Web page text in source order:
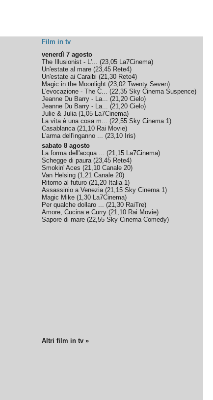
Film in tv
venerdì 7 agosto
The Illusionist - L'... (23,05 La7Cinema)
Un'estate al mare (23,45 Rete4)
Un'estate ai Caraibi (21,30 Rete4)
Magic in the Moonlight (23,02 Twenty Seven)
L'evocazione - The C... (22,35 Sky Cinema Suspence)
Jeanne Du Barry - La... (21,20 Cielo)
Jeanne Du Barry - La... (21,20 Cielo)
Julie & Julia(1,05 La7Cinema)
La vita è una cosa m... (22,55 Sky Cinema 1)
Casablanca(21,10 Rai Movie)
L'arma dell'inganno ... (23,10 Iris)
sabato 8 agosto
La forma dell'acqua ... (21,15 La7Cinema)
Schegge di paura(23,45 Rete4)
Smokin' Aces (21,10 Canale 20)
Van Helsing (1,21 Canale 20)
Ritorno al futuro (21,20 Italia 1)
Assassinio a Venezia(21,15 Sky Cinema 1)
Magic Mike (1,30 La7Cinema)
Per qualche dollaro ... (21,30 RaiTre)
Amore, Cucina e Curry (21,10 Rai Movie)
Sapore di mare (22,55 Sky Cinema Comedy)
Altri film in tv »